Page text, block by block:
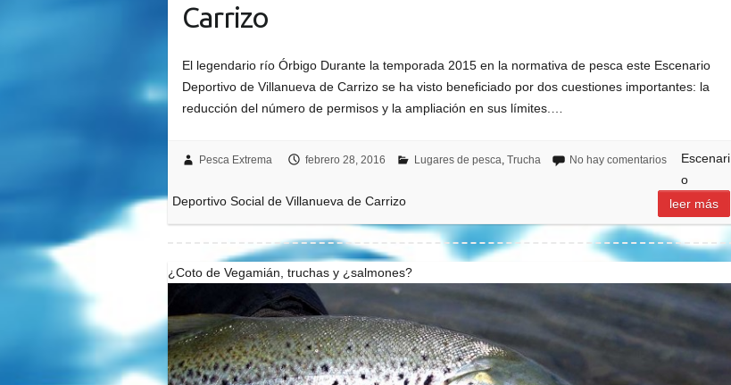
Carrizo
El legendario río Órbigo Durante la temporada 2015 en la normativa de pesca este Escenario
Deportivo de Villanueva de Carrizo se ha visto beneficiado por dos cuestiones importantes: la
reducción del número de permisos y la ampliación en sus límites.…
Pesca Extrema febrero 28, 2016 Lugares de pesca, Trucha No hay comentarios
Escenari
o
Deportivo Social de Villanueva de Carrizo
leer más
¿Coto de Vegamián, truchas y ¿salmones?